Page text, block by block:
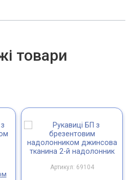
товари
Артикул: 69104